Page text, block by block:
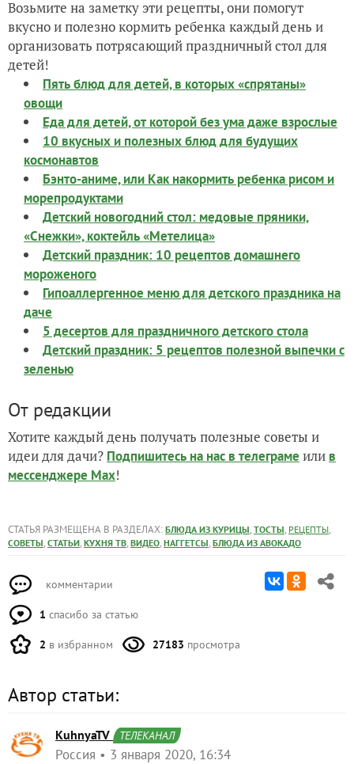
Возьмите на заметку эти рецепты, они помогут
вкусно и полезно кормить ребенка каждый день и
организовать потрясающий праздничный стол для
детей!
Пять блюд для детей, в которых «спрятаны»
овощи
Еда для детей, от которой без ума даже взрослые
10 вкусных и полезных блюд для будущих
космонавтов
Бэнто-аниме, или Как накормить ребенка рисом и
морепродуктами
Детский новогодний стол: медовые пряники,
«Снежки», коктейль «Метелица»
Детский праздник: 10 рецептов домашнего
мороженого
Гипоаллергенное меню для детского праздника на
даче
5 десертов для праздничного детского стола
Детский праздник: 5 рецептов полезной выпечки с
зеленью
От редакции
Хотите каждый день получать полезные советы и
идеи для дачи? Подпишитесь на нас в телеграме или в
мессенджере Max!
СТАТЬЯ РАЗМЕЩЕНА В РАЗДЕЛАХ: БЛЮДА ИЗ КУРИЦЫ, ТОСТЫ, РЕЦЕПТЫ,
СОВЕТЫ, СТАТЬИ, КУХНЯ ТВ, ВИДЕО, НАГГЕТСЫ, БЛЮДА ИЗ АВОКАДО
комментарии
1 спасибо за статью
2 в избранном 27183 просмотра
Автор статьи:
KuhnyaTV ТЕЛЕКАНАЛ
Россия 3 января 2020, 16:34